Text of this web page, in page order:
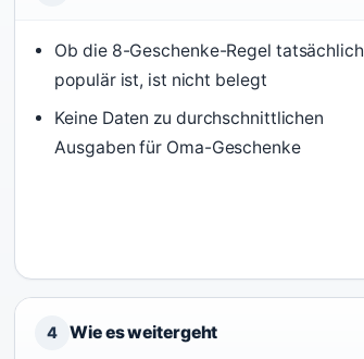
Ob die 8-Geschenke-Regel tatsächlich
populär ist, ist nicht belegt
Keine Daten zu durchschnittlichen
Ausgaben für Oma-Geschenke
4 Wie es weitergeht